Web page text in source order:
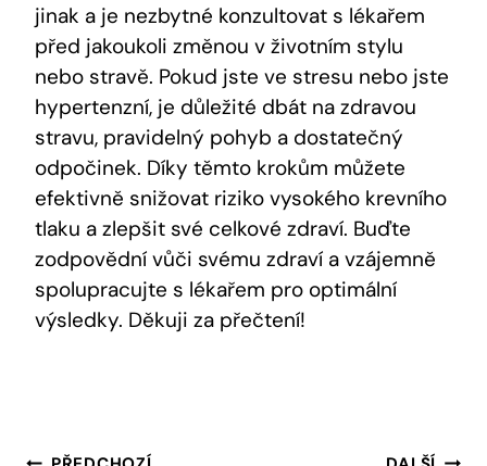
jinak a je nezbytné konzultovat s lékařem
před jakoukoli změnou v životním stylu
nebo stravě. Pokud jste ve stresu nebo jste
hypertenzní, je důležité dbát na zdravou
stravu, pravidelný pohyb a dostatečný
odpočinek. Díky těmto krokům můžete
efektivně snižovat riziko vysokého krevního
tlaku a zlepšit své celkové zdraví. Buďte
zodpovědní vůči svému zdraví a vzájemně
spolupracujte s lékařem pro optimální
výsledky. Děkuji za přečtení!